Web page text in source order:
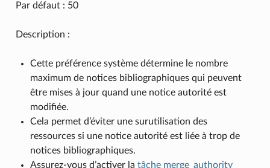
Par défaut : 50
Description :
Cette préférence système détermine le nombre
maximum de notices bibliographiques qui peuvent
être mises à jour quand une notice autorité est
modifiée.
Cela permet d’éviter une surutilisation des
ressources si une notice autorité est liée à trop de
notices bibliographiques.
Assurez-vous d’activer la tâche merge_authority